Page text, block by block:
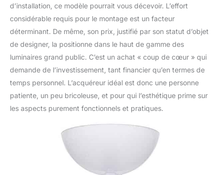
d’installation, ce modèle pourrait vous décevoir. L’effort
considérable requis pour le montage est un facteur
déterminant. De même, son prix, justifié par son statut d’objet
de designer, la positionne dans le haut de gamme des
luminaires grand public. C’est un achat « coup de cœur » qui
demande de l’investissement, tant financier qu’en termes de
temps personnel. L’acquéreur idéal est donc une personne
patiente, un peu bricoleuse, et pour qui l’esthétique prime sur
les aspects purement fonctionnels et pratiques.